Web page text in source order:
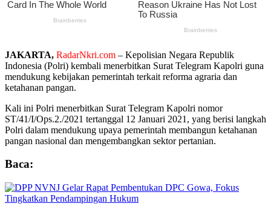
JAKARTA, RadarNkri.com – Kepolisian Negara Republik
Indonesia (Polri) kembali menerbitkan Surat Telegram Kapolri guna
mendukung kebijakan pemerintah terkait reforma agraria dan
ketahanan pangan.
Kali ini Polri menerbitkan Surat Telegram Kapolri nomor
ST/41/I/Ops.2./2021 tertanggal 12 Januari 2021, yang berisi langkah
Polri dalam mendukung upaya pemerintah membangun ketahanan
pangan nasional dan mengembangkan sektor pertanian.
Baca: